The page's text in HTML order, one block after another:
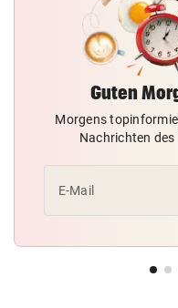
Guten
Morgens
Nachrichten des
E-Mail